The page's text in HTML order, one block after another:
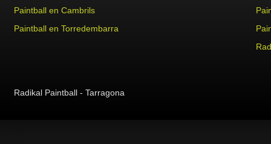
Paintball en Cambrils
Paintball en Torredembarra
Radikal Paintball - Tarragona